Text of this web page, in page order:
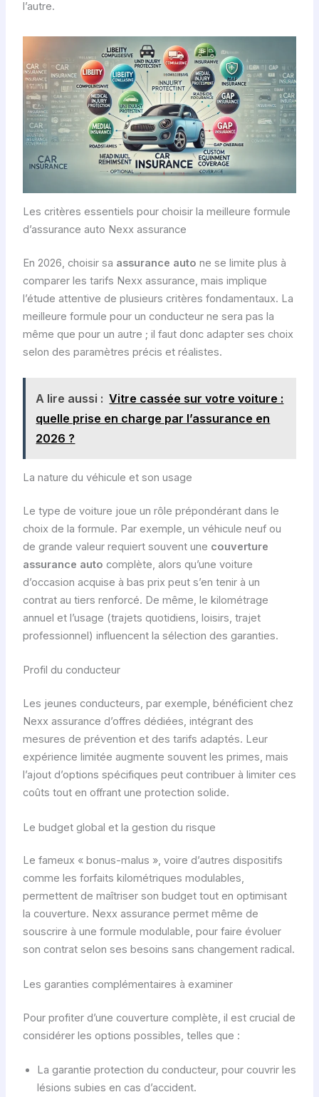
l’autre.
Les critères essentiels pour choisir la meilleure formule
d’assurance auto Nexx assurance
En 2026, choisir sa assurance auto ne se limite plus à
comparer les tarifs Nexx assurance, mais implique
l’étude attentive de plusieurs critères fondamentaux. La
meilleure formule pour un conducteur ne sera pas la
même que pour un autre ; il faut donc adapter ses choix
selon des paramètres précis et réalistes.
A lire aussi : Vitre cassée sur votre voiture :
quelle prise en charge par l’assurance en
2026 ?
La nature du véhicule et son usage
Le type de voiture joue un rôle prépondérant dans le
choix de la formule. Par exemple, un véhicule neuf ou
de grande valeur requiert souvent une couverture
assurance auto complète, alors qu’une voiture
d’occasion acquise à bas prix peut s’en tenir à un
contrat au tiers renforcé. De même, le kilométrage
annuel et l’usage (trajets quotidiens, loisirs, trajet
professionnel) influencent la sélection des garanties.
Profil du conducteur
Les jeunes conducteurs, par exemple, bénéficient chez
Nexx assurance d’offres dédiées, intégrant des
mesures de prévention et des tarifs adaptés. Leur
expérience limitée augmente souvent les primes, mais
l’ajout d’options spécifiques peut contribuer à limiter ces
coûts tout en offrant une protection solide.
Le budget global et la gestion du risque
Le fameux « bonus-malus », voire d’autres dispositifs
comme les forfaits kilométriques modulables,
permettent de maîtriser son budget tout en optimisant
la couverture. Nexx assurance permet même de
souscrire à une formule modulable, pour faire évoluer
son contrat selon ses besoins sans changement radical.
Les garanties complémentaires à examiner
Pour profiter d’une couverture complète, il est crucial de
considérer les options possibles, telles que :
La garantie protection du conducteur, pour couvrir les
lésions subies en cas d’accident.